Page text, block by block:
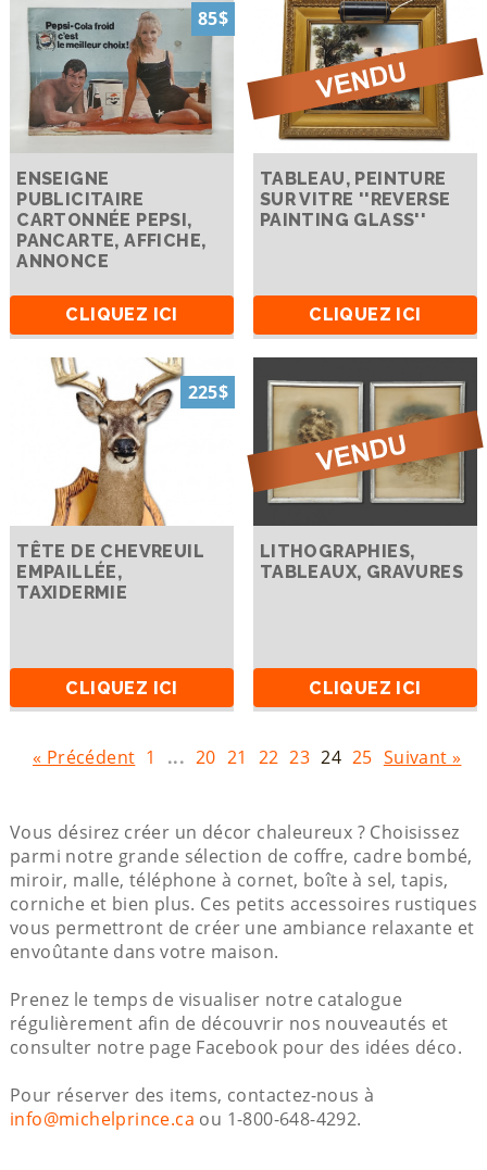
85$
ENSEIGNE
PUBLICITAIRE
CARTONNÉE PEPSI,
PANCARTE, AFFICHE,
ANNONCE
CLIQUEZ ICI
TABLEAU, PEINTURE
SUR VITRE ''REVERSE
PAINTING GLASS''
CLIQUEZ ICI
225$
TÊTE DE CHEVREUIL
EMPAILLÉE,
TAXIDERMIE
CLIQUEZ ICI
LITHOGRAPHIES,
TABLEAUX, GRAVURES
CLIQUEZ ICI
« Précédent 1 ... 20 21 22 23 24 25 Suivant »
Vous désirez créer un décor chaleureux ? Choisissez
parmi notre grande sélection de coffre, cadre bombé,
miroir, malle, téléphone à cornet, boîte à sel, tapis,
corniche et bien plus. Ces petits accessoires rustiques
vous permettront de créer une ambiance relaxante et
envoûtante dans votre maison.
Prenez le temps de visualiser notre catalogue
régulièrement afin de découvrir nos nouveautés et
consulter notre page Facebook pour des idées déco.
Pour réserver des items, contactez-nous à
info@michelprince.ca ou 1-800-648-4292.